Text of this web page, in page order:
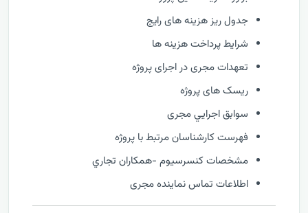
جدول ریز هزینه های رایج
شرایط پرداخت هزینه ها
تعهدات مجری در اجرای پروژه
ریسک های پروژه
سوابق اجرايي مجری
فهرست كارشناسان مرتبط با پروژه
مشخصات كنسرسيوم -همكاران تجاري
اطلاعات تماس نماینده مجری